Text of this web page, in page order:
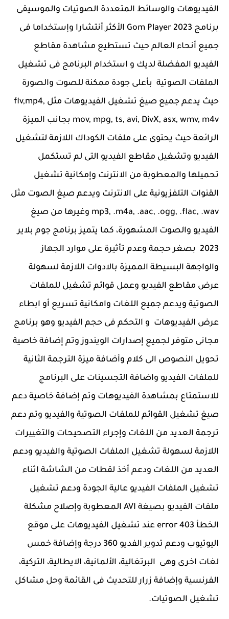
الفيديوهات والوسائط المتعددة الصوتيات والموسيقى
برنامج Gom Player 2023 الأكثر أنتشارا وإستخداما فى
جميع أنحاء العالم حيث تستطيع مشاهدة مقاطع
الفيديو المفضلة لديك و استخدام البرنامج فى تشغيل
الملفات الصوتية بأعلى جودة ممكنة للصوت والصورة
حيث يدعم جميع صيغ تشغيل الفيديوهات مثل flv,mp4,
mov, mpg, ts, avi, DivX, asx, wmv, m4v بجانب الميزة
الرائعة حيث يحتوى على ملفات الكوداك اللازمة لتشغيل
الفيديو وتشغيل مقاطع الفيديو التى لم تستكمل
تحميلها والمعطوبة من الانترنت وإمكانية تشغيل
القنوات التلفزيونية على الانترنت ويدعم صيغ الصوت مثل
mp3, .m4a, .aac, .ogg, .flac, .wav وغيرها من صيغ
الفيديو والصوت المشهورة، كما يتميز برنامج جوم بلاير
2023 بصغر حجمة وعدم تأثيرة على موارد الجهاز
والواجهة البسيطة المميزة بالادوات اللازمة لسهولة
عرض مقاطع الفيديو وعمل قوائم تشغيل للملفات
الصوتية ويدعم جميع اللغات وامكانية تسريع أو ابطاء
عرض الفيديوهات و التحكم فى حجم الفيديو وهو برنامج
مجانى متوفر لجميع إصدارات الويندوز وتم إضافة خاصية
تحويل النصوص الى كلام وأضافة ميزة الترجمة الثانية
للملفات الفيديو واضافة التجسينات على البرنامج
للاستمتاع بمشاهدة الفيديوهات وتم إضافة خاصية دعم
صيغ تشغيل القوائم للملفات الصوتية والفيديو وتم دعم
ترجمة العديد من اللغات وإجراء التصحيحات والتغييرات
اللازمة لسهولة تشغيل الملفات الصوتية والفيديو ودعم
العديد من اللغات ودعم أخذ لقطات من الشاشة اثناء
تشغيل الملفات الفيديو عالية الجودة ودعم تشغيل
ملفات الفيديو بصيغة AVI المعطوبة وإصلاح مشكلة
الخطأ 403 error عند تشغيل الفيديوهات على موقع
اليوتيوب ودعم تدوير الفديو 360 درجة وإضافة خمس
لغات اخرى وهى البرتغالية، الألمانية، الايطالية، التركية،
الفرنسية وإضافة زرار للتحديث فى القائمة وحل مشاكل
تشغيل الصوتيات.